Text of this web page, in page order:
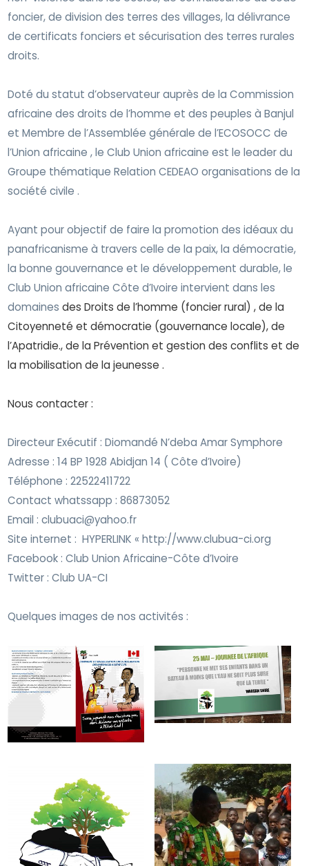
foncier, de division des terres des villages, la délivrance
de certificats fonciers et sécurisation des terres rurales
droits.
Doté du statut d’observateur auprès de la Commission
africaine des droits de l’homme et des peuples à Banjul
et Membre de l’Assemblée générale de l’ECOSOCC de
l’Union africaine , le Club Union africaine est le leader du
Groupe thématique Relation CEDEAO organisations de la
société civile .
Ayant pour objectif de faire la promotion des idéaux du
panafricanisme à travers celle de la paix, la démocratie,
la bonne gouvernance et le développement durable, le
Club Union africaine Côte d’Ivoire intervient dans les
domainesdes Droits de l’homme (foncier rural) , de la
Citoyenneté et démocratie (gouvernance locale), de
l’Apatridie., de la Prévention et gestion des conflits et de
la mobilisation de la jeunesse .
Nous contacter :
Directeur Exécutif : Diomandé N’deba Amar Symphore
Adresse : 14 BP 1928 Abidjan 14 ( Côte d’Ivoire)
Téléphone : 22522411722
Contact whatssapp : 86873052
Email : clubuaci@yahoo.fr
Site internet : HYPERLINK « http://www.clubua-ci.org
Facebook : Club Union Africaine-Côte d’Ivoire
Twitter : Club UA-CI
Quelques images de nos activités :